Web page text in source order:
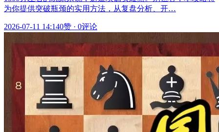
为你提供突破瓶颈的实用方法，从复盘分析、开…
2026-07-11 14:140赞 · 0评论